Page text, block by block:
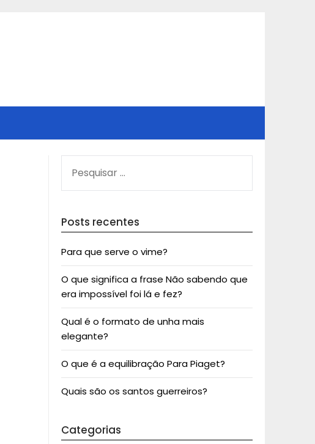
POR:
Posts recentes
Para que serve o vime?
O que significa a frase Não sabendo que
era impossível foi lá e fez?
Qual é o formato de unha mais
elegante?
O que é a equilibração Para Piaget?
Quais são os santos guerreiros?
Categorias